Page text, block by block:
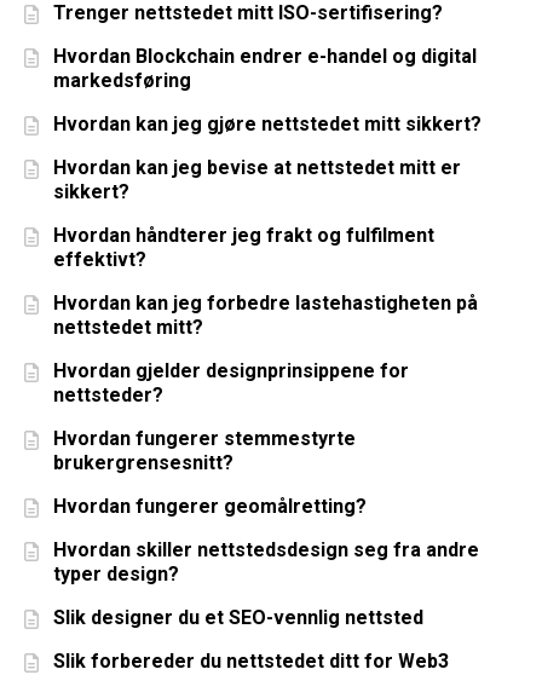
Trenger nettstedet mitt ISO-sertifisering?
Hvordan Blockchain endrer e-handel og digital
markedsføring
Hvordan kan jeg gjøre nettstedet mitt sikkert?
Hvordan kan jeg bevise at nettstedet mitt er
sikkert?
Hvordan håndterer jeg frakt og fulfilment
effektivt?
Hvordan kan jeg forbedre lastehastigheten på
nettstedet mitt?
Hvordan gjelder designprinsippene for
nettsteder?
Hvordan fungerer stemmestyrte
brukergrensesnitt?
Hvordan fungerer geomålretting?
Hvordan skiller nettstedsdesign seg fra andre
typer design?
Slik designer du et SEO-vennlig nettsted
Slik forbereder du nettstedet ditt for Web3